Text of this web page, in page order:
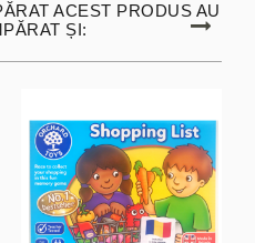
ACEST PRODUS AU
ȘI: